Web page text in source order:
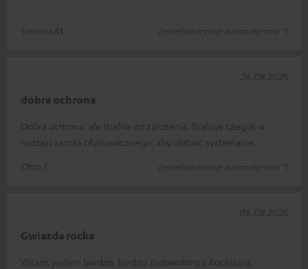
Verena M.
(przetłumaczone automatycznie *)
dobra ochrona
Dobra ochrona, ale trudna do założenia. Brakuje czegoś w
rodzaju zamka błyskawicznego, aby ułatwić systemanie.
Otto F.
(przetłumaczone automatycznie *)
26.08.2025
Gwiazda rocka
Witam, jestem bardzo, bardzo zadowolony z Rockstara,
06.08.2025